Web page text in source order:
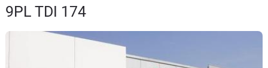
Guide
d'achat
9PL TDI 174